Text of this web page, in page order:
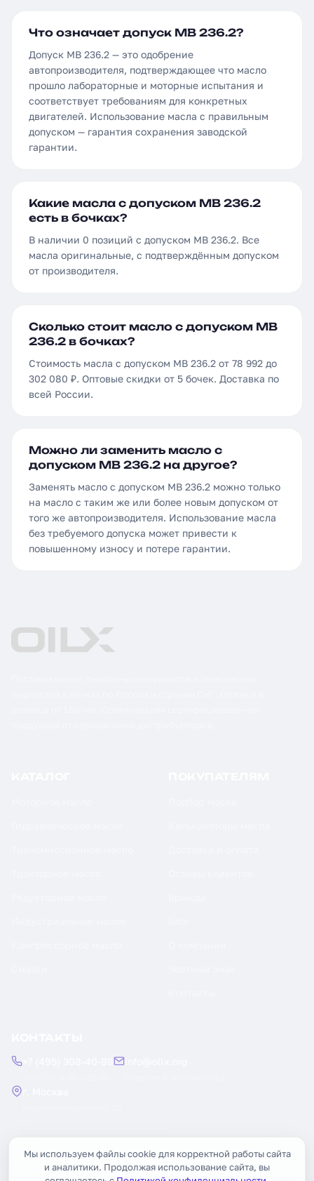
Что означает допуск MB 236.2?
Допуск MB 236.2 — это одобрение
автопроизводителя, подтверждающее что масло
прошло лабораторные и моторные испытания и
соответствует требованиям для конкретных
двигателей. Использование масла с правильным
допуском — гарантия сохранения заводской
гарантии.
Какие масла с допуском MB 236.2
есть в бочках?
В наличии 0 позиций с допуском MB 236.2. Все
масла оригинальные, с подтверждённым допуском
от производителя.
Сколько стоит масло с допуском MB
236.2 в бочках?
Стоимость масла с допуском MB 236.2 от 78 992 до
302 080 ₽. Оптовые скидки от 5 бочек. Доставка по
всей России.
Можно ли заменить масло с
допуском MB 236.2 на другое?
Заменять масло с допуском MB 236.2 можно только
на масло с таким же или более новым допуском от
того же автопроизводителя. Использование масла
без требуемого допуска может привести к
повышенному износу и потере гарантии.
Мы используем файлы cookie для корректной работы сайта
и аналитики. Продолжая использование сайта, вы